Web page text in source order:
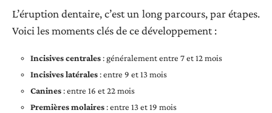
L’éruption dentaire, c’est un long parcours, par étapes.
Voici les moments clés de ce développement :
Incisives centrales: généralement entre 7 et 12 mois
Incisives latérales: entre 9 et 13 mois
Canines: entre 16 et 22 mois
Premières molaires: entre 13 et 19 mois